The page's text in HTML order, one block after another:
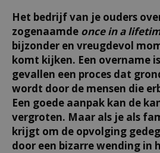
Het bedrijf van je ouders
zogenaamde once in a
bijzonder en vreugdevol
komt kijken. Een overname
gevallen een proces dat
wordt door de mensen die
Een goede aanpak kan de
vergroten. Maar als je als
krijgt om de opvolging
door een bizarre wending in